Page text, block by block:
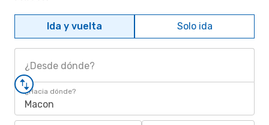
Ida y vuelta Solo ida
¿Desde dónde?
¿Hacia dónde?
Macon